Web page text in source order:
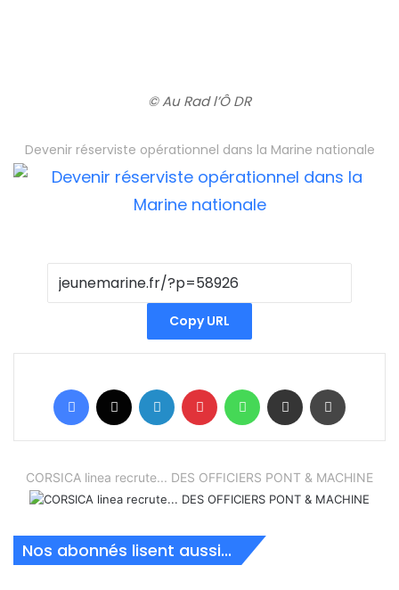
© Au Rad l’Ô DR
Devenir réserviste opérationnel dans la Marine nationale
Copy URL
Facebook Linkedin Pinterest WhatsAppPartager par email
CORSICA linea recrute... DES OFFICIERS PONT & MACHINE
Nos abonnés lisent aussi...